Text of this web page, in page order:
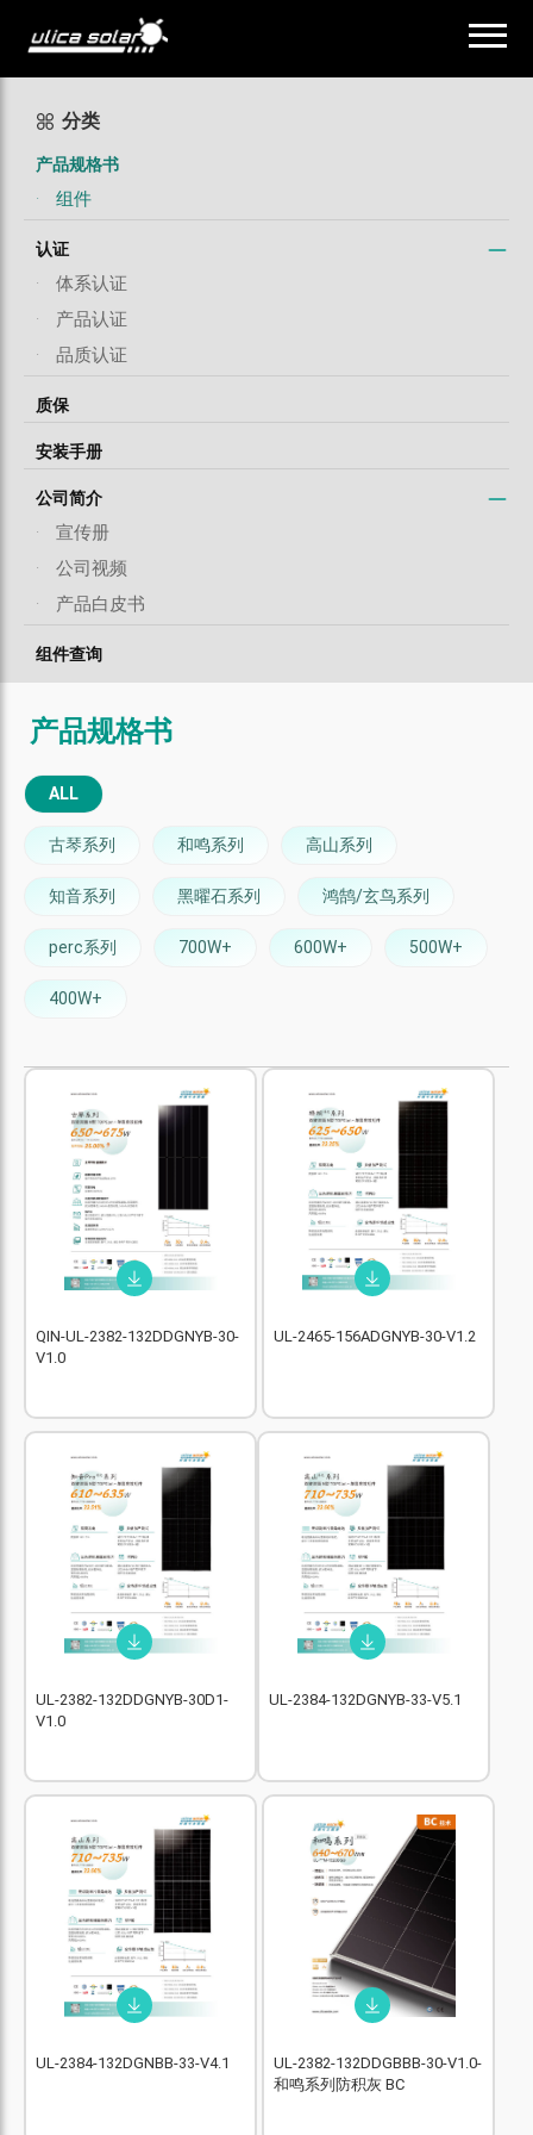
分类
产品规格书
· 组件
认证
·
体系认证
·
产品认证
·
品质认证
质保
安装手册
公司简介
·
宣传册
·
公司视频
·
产品白皮书
组件查询
产品规格书
ALL
古琴系列 和鸣系列 高山系列
知音系列 黑曜石系列 鸿鹄/玄鸟系列
perc系列 700W+ 600W+ 500W+
400W+
QIN-UL-2382-132DDGNYB-30-
V1.0
UL-2465-156ADGNYB-30-V1.2
UL-2382-132DDGNYB-30D1-
V1.0
UL-2384-132DGNYB-33-V5.1
UL-2384-132DGNBB-33-V4.1
UL-2382-132DDGBBB-30-V1.0-
和鸣系列防积灰 BC